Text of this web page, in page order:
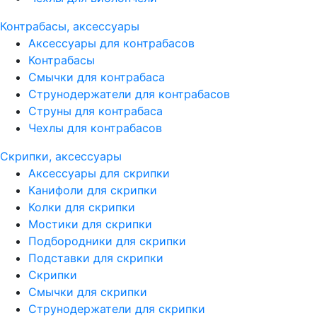
Контрабасы, аксессуары
Аксессуары для контрабасов
Контрабасы
Смычки для контрабаса
Струнодержатели для контрабасов
Струны для контрабаса
Чехлы для контрабасов
Скрипки, аксессуары
Аксессуары для скрипки
Канифоли для скрипки
Колки для скрипки
Мостики для скрипки
Подбородники для скрипки
Подставки для скрипки
Скрипки
Смычки для скрипки
Струнодержатели для скрипки